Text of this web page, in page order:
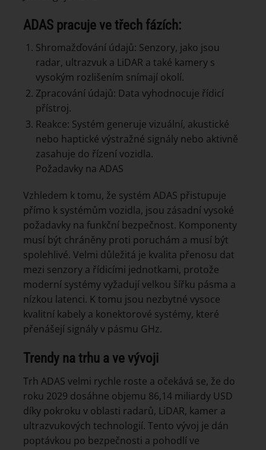
ADAS pracuje ve třech fázích:
Shromažďování údajů: Senzory, jako jsou
radar, ultrazvuk a LiDAR a také kamery s
vysokým rozlišením snímají okolí.
Zpracování údajů: Data vyhodnocuje řídicí
přístroj.
Reakce: Systém generuje vizuální, akustické
nebo haptické výstražné signály nebo aktivně
zasahuje do řízení vozidla.
Požadavky na ADAS
Vzhledem k tomu, že systém ADAS přistupuje
přímo k systémům vozidla, jsou zásadní vysoké
požadavky na funkční bezpečnost. Komponenty
musí být chráněny proti poruchám a musí být
spolehlivé. Velmi důležitá je kvalita přenosu dat
mezi senzory a řídicími jednotkami, protože
moderní systémy vyžadují velkou šířku pásma a
nízkou latenci. K tomu jsou nezbytné vysoce
kvalitní kabely a konektorové systémy, které
přenášejí signály v pásmu GHz.
Trendy na trhu a ve vývoji
Trh ADAS velmi rychle roste a očekává se, že do
roku 2029 dosáhne objemu 86,14 miliardy USD
díky pokroku v oblasti radarů, LiDAR, kamer a
ultrazvukových technologií. Tento vývoj je dán
poptávkou po bezpečnosti a pohodlí ve